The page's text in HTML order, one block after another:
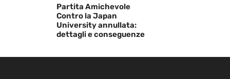
Partita Amichevole
Contro la Japan
University annullata:
dettagli e conseguenze